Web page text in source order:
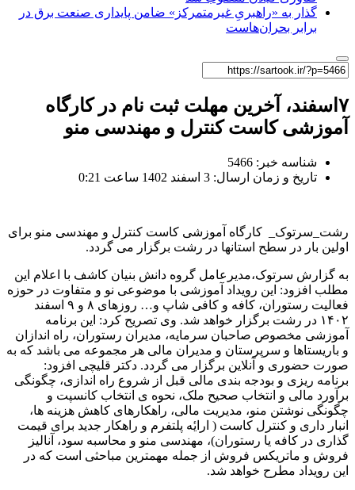
گذار به «راهبریِ غیرمتمرکز» ضامن پایداری صنعت برق در
برابر بحران‌هاست
۷اسفند، آخرین مهلت ثبت نام در کارگاه
آموزشی کاست کنترل و مهندسی منو
شناسه خبر: 5466
تاریخ و زمان ارسال: 3 اسفند 1402 ساعت 0:21
رشت_سرتوک_ کارگاه آموزشی کاست کنترل و مهندسی منو برای
اولین بار در سطح استانها در رشت برگزار می گردد.
به گزارش سرتوک،مدیرعامل گروه دانش بنیان کاشف با اعلام این
مطلب افزود: این رویداد آموزشی با موضوعی نو و متفاوت در حوزه
فعالیت رستوران، کافه و کافی شاپ و… روزهای ۸ و ۹ اسفند
۱۴۰۲ در رشت برگزار خواهد شد. وی تصریح کرد: این برنامه
آموزشی مخصوص صاحبان سرمایه، ‌‎مدیران رستوران، راه اندازان
و باریستاها و ‌‎سرپرستان و مدیران مالی هر مجموعه می باشد که به
صورت حضوری و آنلاین برگزار می گردد. دکتر قلیچی افزود:
برنامه ریزی و بودجه بندی مالی قبل از شروع راه اندازی، چگونگی
برآورد مالی و انتخاب صحیح ملک، نحوه ی انتخاب کانسپت و
چگونگی نوشتن منو، مدیریت مالی، راهکارهای کاهش هزینه ها،
انبار داری و کنترل کاست ( ارایٔه پلتفرم و راهکار جدید برای قیمت
گذاری در کافه یا رستوران)، مهندسی منو و محاسبه سود، آنالیز
فروش و ماتریکس فروش از جمله مهمترین مباحثی است که در
این رویداد مطرح خواهد شد.